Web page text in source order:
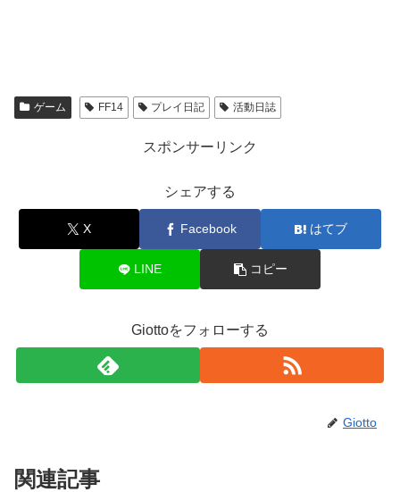
ゲーム FF14 プレイ日記 活動日誌
スポンサーリンク
シェアする
X Facebook はてブ
LINE コピー
Giottoをフォローする
Giotto
関連記事